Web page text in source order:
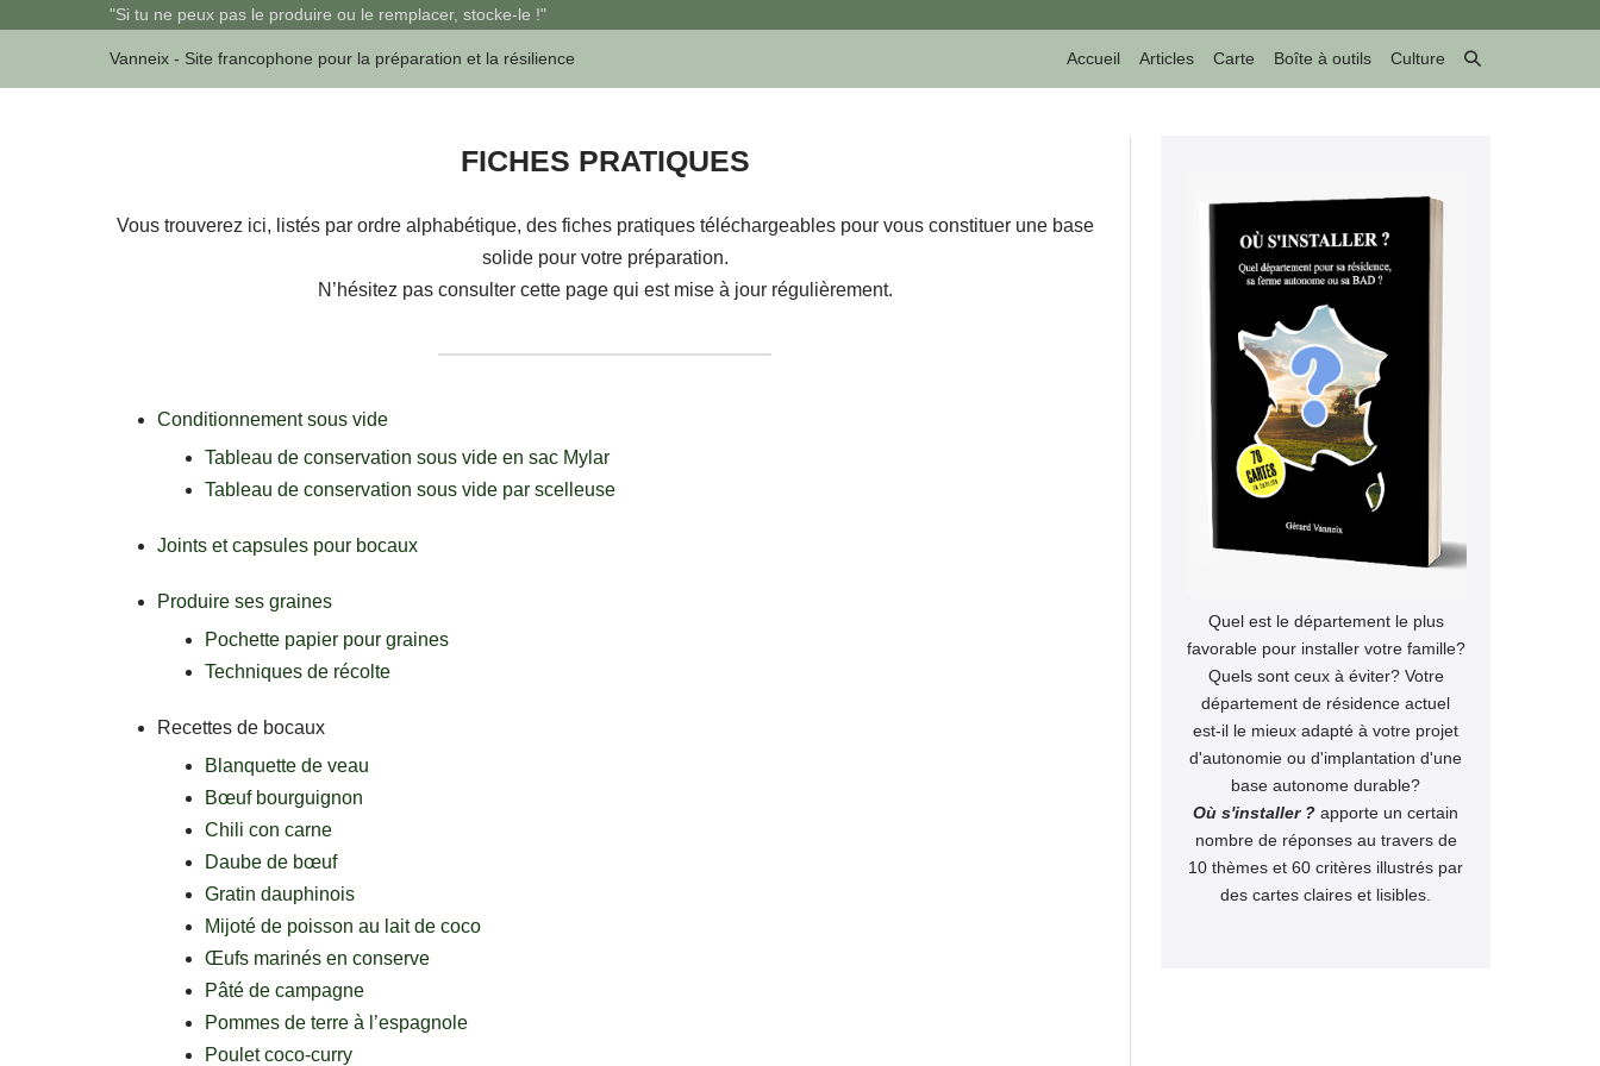
"Si tu ne peux pas le produire ou le remplacer, stocke-le !"
Vanneix - Site francophone pour la préparation et la résilience Accueil Articles Carte Boîte à outils Culture
Basculer
la
FICHES PRATIQUES
Vous trouverez ici, listés par ordre alphabétique, des fiches pratiques téléchargeables pour vous constituer une base
solide pour votre préparation.
N’hésitez pas consulter cette page qui est mise à jour régulièrement.
Conditionnement sous vide
Tableau de conservation sous vide en sac Mylar
Tableau de conservation sous vide par scelleuse
Joints et capsules pour bocaux
Produire ses graines
Pochette papier pour graines
Techniques de récolte
Recettes de bocaux
Blanquette de veau
Bœuf bourguignon
Chili con carne
Daube de bœuf
Gratin dauphinois
Mijoté de poisson au lait de coco
Œufs marinés en conserve
Pâté de campagne
Pommes de terre à l’espagnole
Poulet coco-curry
Quel est le département le plus
favorable pour installer votre famille?
Quels sont ceux à éviter? Votre
département de résidence actuel
est-il le mieux adapté à votre projet
d'autonomie ou d'implantation d'une
base autonome durable?
Où s'installer ? apporte un certain
nombre de réponses au travers de
10 thèmes et 60 critères illustrés par
des cartes claires et lisibles.